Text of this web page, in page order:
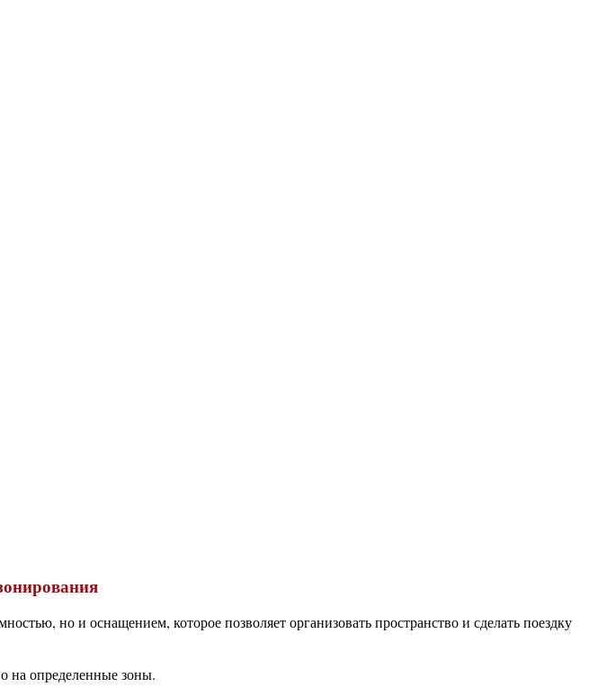
но и оснащением, которое позволяет организовать пространство и сделать поездку
на определенные зоны.